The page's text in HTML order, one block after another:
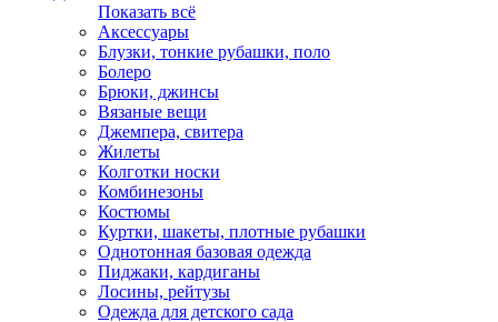
Показать всё
Аксессуары
Блузки, тонкие рубашки, поло
Болеро
Брюки, джинсы
Вязаные вещи
Джемпера, свитера
Жилеты
Колготки носки
Комбинезоны
Костюмы
Куртки, шакеты, плотные рубашки
Однотонная базовая одежда
Пиджаки, кардиганы
Лосины, рейтузы
Одежда для детского сада